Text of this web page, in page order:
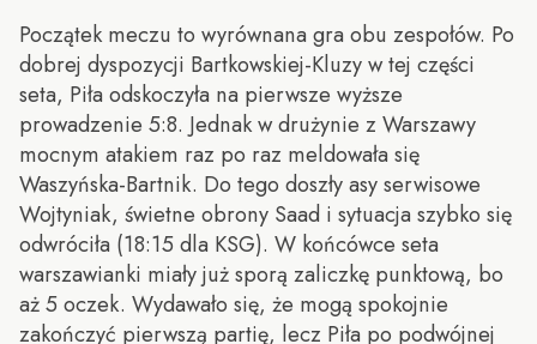
Początek meczu to wyrównana gra obu zespołów. Po
dobrej dyspozycji Bartkowskiej-Kluzy w tej części
seta, Piła odskoczyła na pierwsze wyższe
prowadzenie 5:8. Jednak w drużynie z Warszawy
mocnym atakiem raz po raz meldowała się
Waszyńska-Bartnik. Do tego doszły asy serwisowe
Wojtyniak, świetne obrony Saad i sytuacja szybko się
odwróciła (18:15 dla KSG). W końcówce seta
warszawianki miały już sporą zaliczkę punktową, bo
aż 5 oczek. Wydawało się, że mogą spokojnie
zakończyć pierwszą partię, lecz Piła po podwójnej